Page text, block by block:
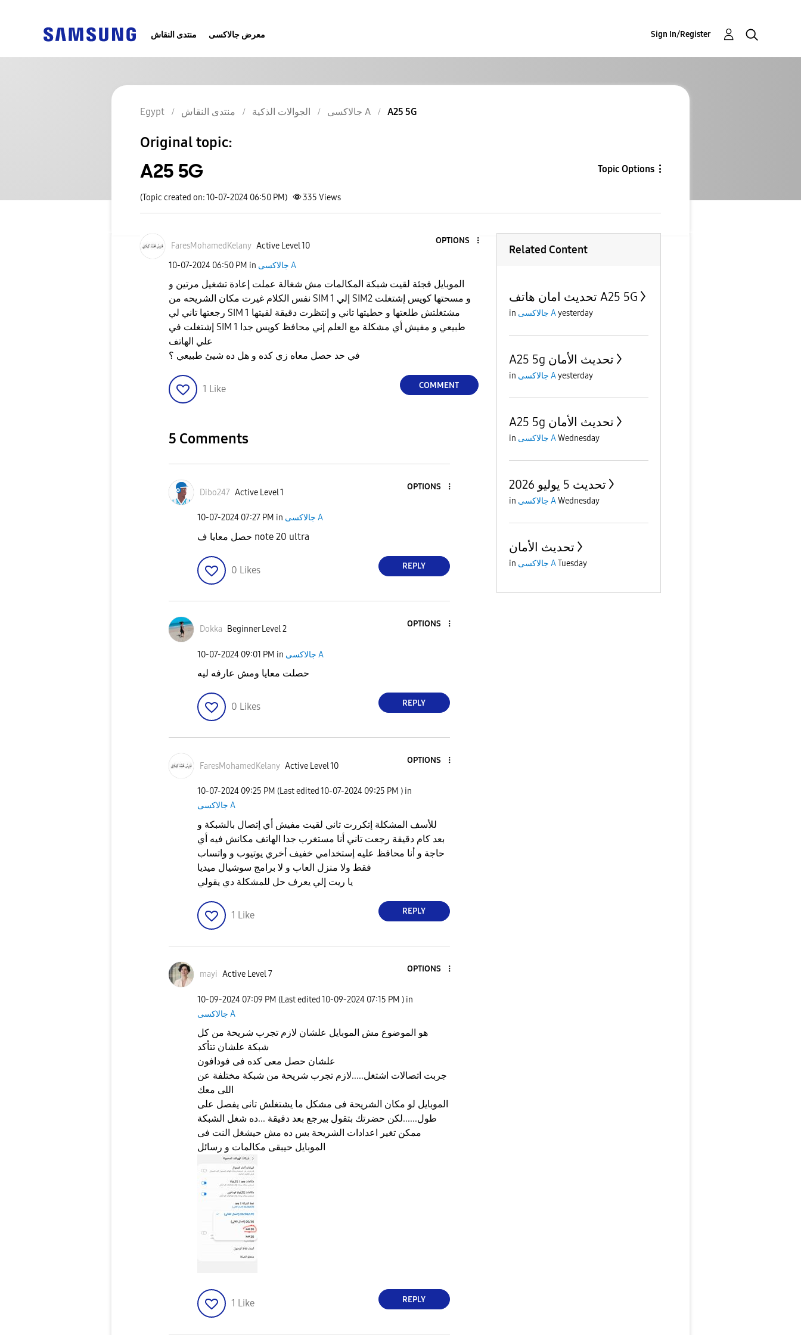
منتدى النقاش معرض جالاكسى Sign In/Register
Egypt منتدى النقاش الجوالات الذكية جالاكسى A A25 5G
Original topic:
A25 5G Topic Options
(Topic created on: 10-07-2024 06:50 PM) 335 Views
FaresMohamedKelany Active Level 10
OPTIONS
‎10-07-2024 06:50 PM in جالاكسى A
الموبايل فجئة لقيت شبكة المكالمات مش شغالة عملت إعادة تشغيل مرتين و
نفس الكلام غيرت مكان الشريحه من SIM 1 إلي SIM2 و مسحتها كويس إشتغلت
رجعتها تاني لي SIM 1 مشتغلتش طلعتها و حطيتها تاني و إنتظرت دقيقة لقيتها
إشتغلت في SIM 1 طبيعي و مفيش أي مشكلة مع العلم إني محافظ كويس جدا
علي الهاتف
في حد حصل معاه زي كده و هل ده شيئ طبيعي ؟
1 Like COMMENT
5 Comments
Dibo247 Active Level 1
OPTIONS
‎10-07-2024 07:27 PM in جالاكسى A
حصل معايا ف note 20 ultra
0 Likes REPLY
Dokka Beginner Level 2
OPTIONS
‎10-07-2024 09:01 PM in جالاكسى A
حصلت معايا ومش عارفه ليه
0 Likes REPLY
FaresMohamedKelany Active Level 10
OPTIONS
‎10-07-2024 09:25 PM (Last edited ‎10-07-2024 09:25 PM ) in
جالاكسى A
للأسف المشكلة إتكررت تاني لقيت مفيش أي إتصال بالشبكة و
بعد كام دقيقة رجعت تاني أنا مستغرب جدا الهاتف مكانش فيه أي
حاجة و أنا محافظ عليه إستخدامي خفيف أخري يوتيوب و واتساب
فقط ولا منزل العاب و لا برامج سوشيال ميديا
يا ريت إلي يعرف حل للمشكلة دي يقولي
1 Like REPLY
mayi Active Level 7
OPTIONS
‎10-09-2024 07:09 PM (Last edited ‎10-09-2024 07:15 PM ) in
جالاكسى A
هو الموضوع مش الموبايل علشان لازم تجرب شريحة من كل
شبكة علشان تتأكد
علشان حصل معى كده فى فودافون
جربت اتصالات اشتغل.....لازم تجرب شريحة من شبكة مختلفة عن
اللى معك
الموبايل لو مكان الشريحة فى مشكل ما يشتغلش تانى يفصل على
طول......لكن حضرتك بتقول بيرجع بعد دقيقة ...ده شغل الشبكة
ممكن تغير اعدادات الشريحة بس ده مش حيشغل النت فى
الموبايل حيبقى مكالمات و رسائل
1 Like REPLY
Related Content
تحديث امان هاتف A25 5G
in جالاكسى Ayesterday
A25 5g تحديث الأمان
in جالاكسى Ayesterday
A25 5g تحديث الأمان
in جالاكسى AWednesday
تحديث 5 يوليو 2026
in جالاكسى AWednesday
تحديث الأمان
in جالاكسى ATuesday